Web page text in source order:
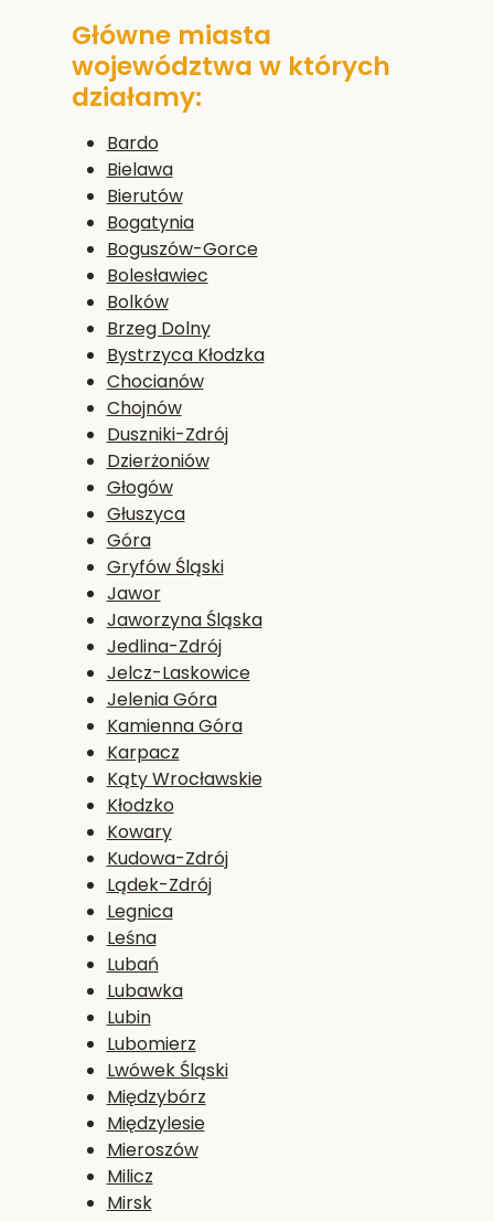
Główne miasta
województwa w których
działamy:
Bardo
Bielawa
Bierutów
Bogatynia
Boguszów-Gorce
Bolesławiec
Bolków
Brzeg Dolny
Bystrzyca Kłodzka
Chocianów
Chojnów
Duszniki-Zdrój
Dzierżoniów
Głogów
Głuszyca
Góra
Gryfów Śląski
Jawor
Jaworzyna Śląska
Jedlina-Zdrój
Jelcz-Laskowice
Jelenia Góra
Kamienna Góra
Karpacz
Kąty Wrocławskie
Kłodzko
Kowary
Kudowa-Zdrój
Lądek-Zdrój
Legnica
Leśna
Lubań
Lubawka
Lubin
Lubomierz
Lwówek Śląski
Międzybórz
Międzylesie
Mieroszów
Milicz
Mirsk